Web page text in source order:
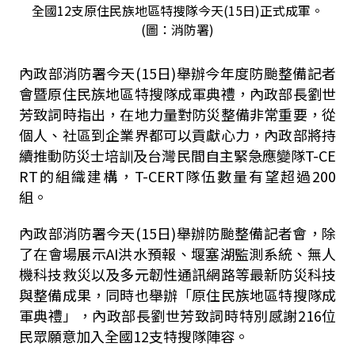
全國12支原住民族地區特搜隊今天(15日)正式成軍。
(圖：消防署)
內政部消防署今天(15日)舉辦今年度防颱整備記者
會暨原住民族地區特搜隊成軍典禮，內政部長劉世
芳致詞時指出，在地力量對防災整備非常重要，從
個人、社區到企業界都可以貢獻心力，內政部將持
續推動防災士培訓及台灣民間自主緊急應變隊T-CE
RT的組織建構，T-CERT隊伍數量有望超過200
組。
內政部消防署今天(15日)舉辦防颱整備記者會，除
了在會場展示AI洪水預報、堰塞湖監測系統、無人
機科技救災以及多元韌性通訊網路等最新防災科技
與整備成果，同時也舉辦「原住民族地區特搜隊成
軍典禮」，內政部長劉世芳致詞時特別感謝216位
民眾願意加入全國12支特搜隊陣容。